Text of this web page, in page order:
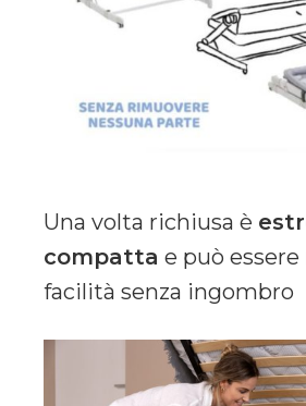
Una volta richiusa è
compatta e può
facilità senza ingombro